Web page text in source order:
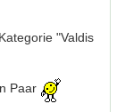
"Valdis
Paar